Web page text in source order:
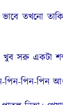
তখনো
সরু একটা
পিন-পিন